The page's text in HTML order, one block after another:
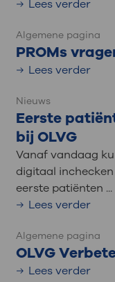
Lees verder
Algemene pagina
PROMs
Lees verder
Nieuws
Eerste
bij OLVG
Vanaf vandaag
digitaal
eerste patiënten ...
Lees verder
Algemene pagina
OLVG
Lees verder